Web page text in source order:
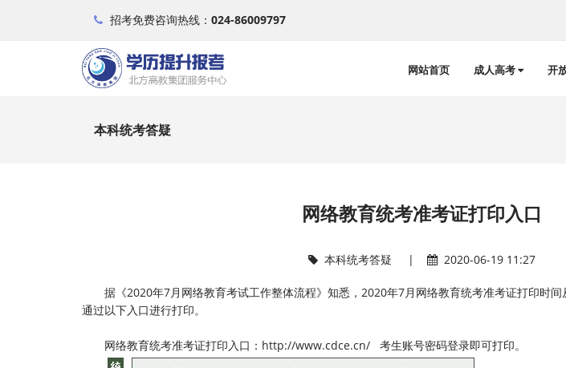
招考免费咨询热线： 024-86009797
网站首页 成人高考 开
本科统考答疑
网络教育统考准考证打印入口
本科统考答疑 | 2020-06-19 11:27
据《2020年7月网络教育考试工作整体流程》知悉，2020年7月网络教育统考准考证打印时间
通过以下入口进行打印。
网络教育统考准考证打印入口：http://www.cdce.cn/ 考生账号密码登录即可打印。